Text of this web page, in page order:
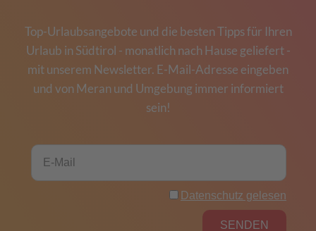
Top-Urlaubsangebote und die besten Tipps für Ihren
Urlaub in Südtirol - monatlich nach Hause geliefert -
mit unserem Newsletter. E-Mail-Adresse eingeben
und von Meran und Umgebung immer informiert
sein!